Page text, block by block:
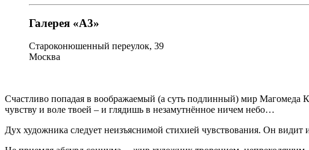
Галерея «А3»
Староконюшенный переулок, 39
Москва
Счастливо попадая в воображаемый (а суть подлинный) мир Магомеда
чувству и воле твоей – и глядишь в незамутнённое ничем небо…
Дух художника следует неизъяснимой стихией чувствования. Он